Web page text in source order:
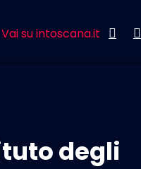
Vai su intoscana.it
degli